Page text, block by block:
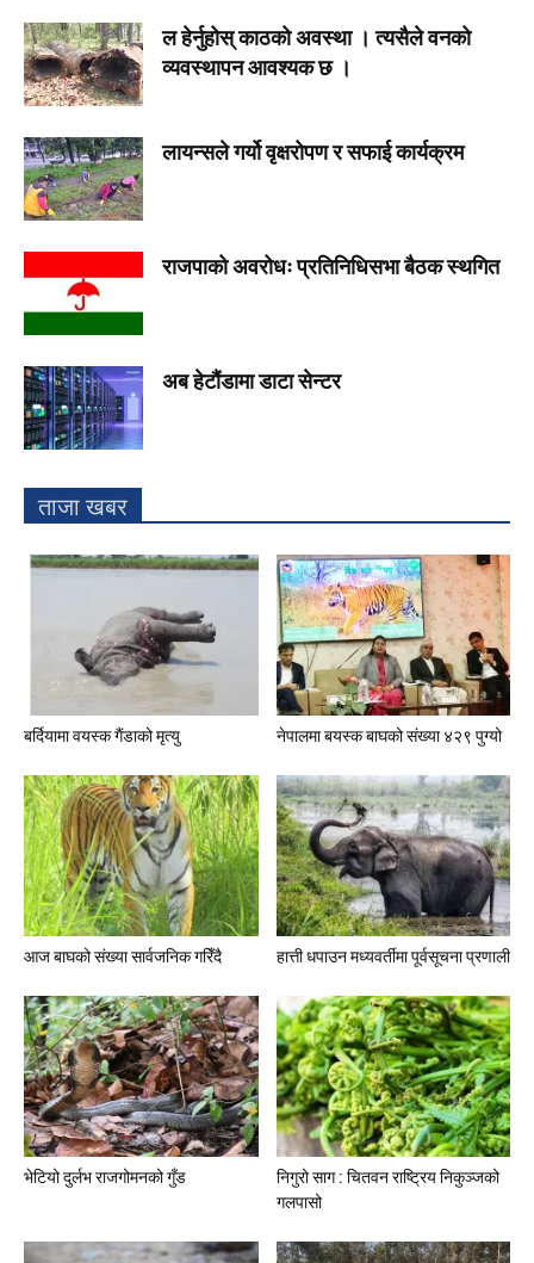
ल हेर्नुहोस् काठको अवस्था । त्यसैले वनको
व्यवस्थापन आवश्यक छ ।
लायन्सले गर्यो वृक्षरोपण र सफाई कार्यक्रम
राजपाको अवरोधः प्रतिनिधिसभा बैठक स्थगित
अब हेटौंडामा डाटा सेन्टर
ताजा खबर
बर्दियामा वयस्क गैंडाको मृत्यु नेपालमा बयस्क बाघको संख्या ४२९ पुग्यो
आज बाघको संख्या सार्वजनिक गरिँदै हात्ती धपाउन मध्यवर्तीमा पूर्वसूचना प्रणाली
भेटियो दुर्लभ राजगोमनको गुँड
निगुरो साग : चितवन राष्ट्रिय निकुञ्जको
गलपासो